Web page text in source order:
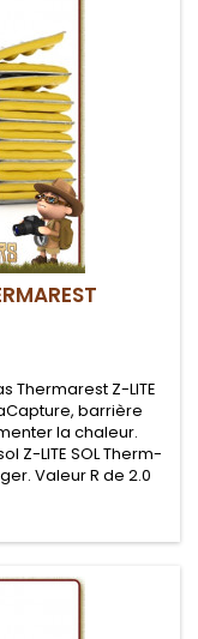
Thermarest Z-LITE
barrière
la chaleur.
Z-LITE SOL Therm-
Valeur R de 2.0